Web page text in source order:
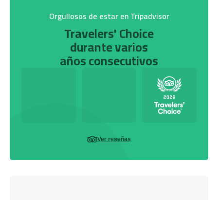
Orgullosos de estar en Tripadvisor
Travelers' Choice
durante varios
años consecutivos
Ver reseñas